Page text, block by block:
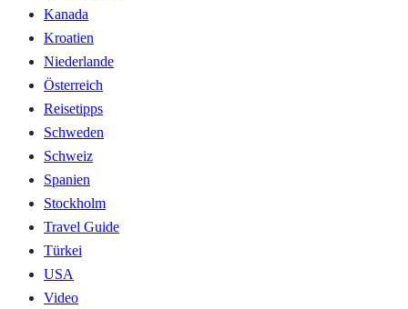
Kanada
Kroatien
Niederlande
Österreich
Reisetipps
Schweden
Schweiz
Spanien
Stockholm
Travel Guide
Türkei
USA
Video